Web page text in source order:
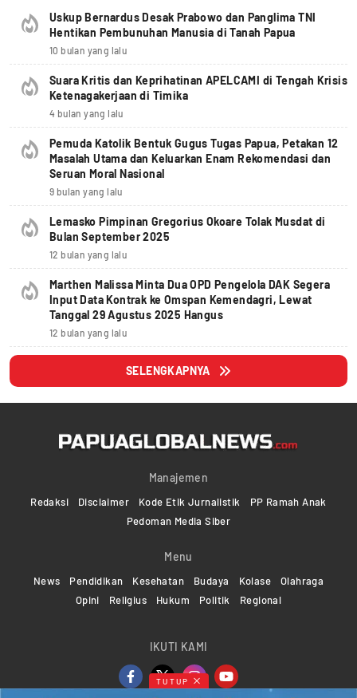
Uskup Bernardus Desak Prabowo dan Panglima TNI
Hentikan Pembunuhan Manusia di Tanah Papua
10 bulan yang lalu
Suara Kritis dan Keprihatinan APELCAMI di Tengah Krisis
Ketenagakerjaan di Timika
4 bulan yang lalu
Pemuda Katolik Bentuk Gugus Tugas Papua, Petakan 12
Masalah Utama dan Keluarkan Enam Rekomendasi dan
Seruan Moral Nasional
9 bulan yang lalu
Lemasko Pimpinan Gregorius Okoare Tolak Musdat di
Bulan September 2025
12 bulan yang lalu
Marthen Malissa Minta Dua OPD Pengelola DAK Segera
Input Data Kontrak ke Omspan Kemendagri, Lewat
Tanggal 29 Agustus 2025 Hangus
12 bulan yang lalu
SELENGKAPNYA
Manajemen
Redaksi Disclaimer Kode Etik Jurnalistik
PP Ramah Anak
Pedoman Media Siber
Menu
News Pendidikan Kesehatan Budaya Kolase
Olahraga
Opini
Religius Hukum Politik Regional
IKUTI KAMI
TUTUP